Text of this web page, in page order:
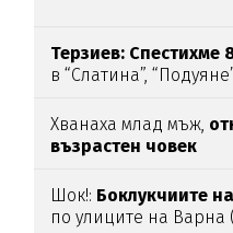
Терзиев: Спестихме
в “Слатина”,
Хванаха млад мъж,
възрастен човек
Шок!: Боклукчиите
по улиците на